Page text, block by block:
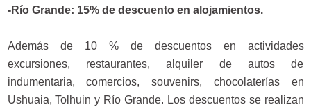
-Río Grande: 15% de descuento en alojamientos.
Además de 10 % de descuentos en actividades
excursiones, restaurantes, alquiler de autos de
indumentaria, comercios, souvenirs, chocolaterías en
Ushuaia, Tolhuin y Río Grande. Los descuentos se realizan